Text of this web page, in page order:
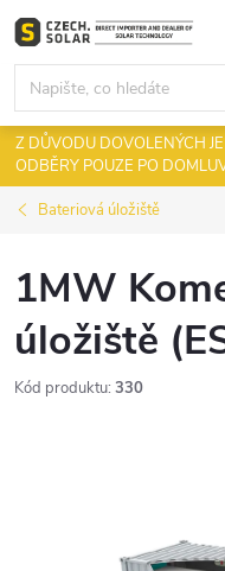
Přejít
na
obsah
Z DŮVODU DOVOLENÝCH
ODBĚRY POUZE PO
Bateriová úložiště
1MW
úložiště
Kód produktu: 330